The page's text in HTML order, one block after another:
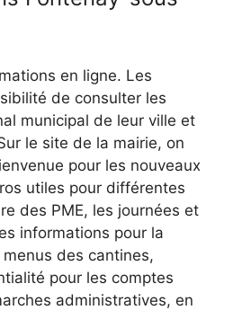
en ligne. Les
de consulter les
municipal de leur ville et
le site de la mairie, on
pour les nouveaux
utiles pour différentes
des PME, les journées et
informations pour la
des cantines,
pour les comptes
administratives, en